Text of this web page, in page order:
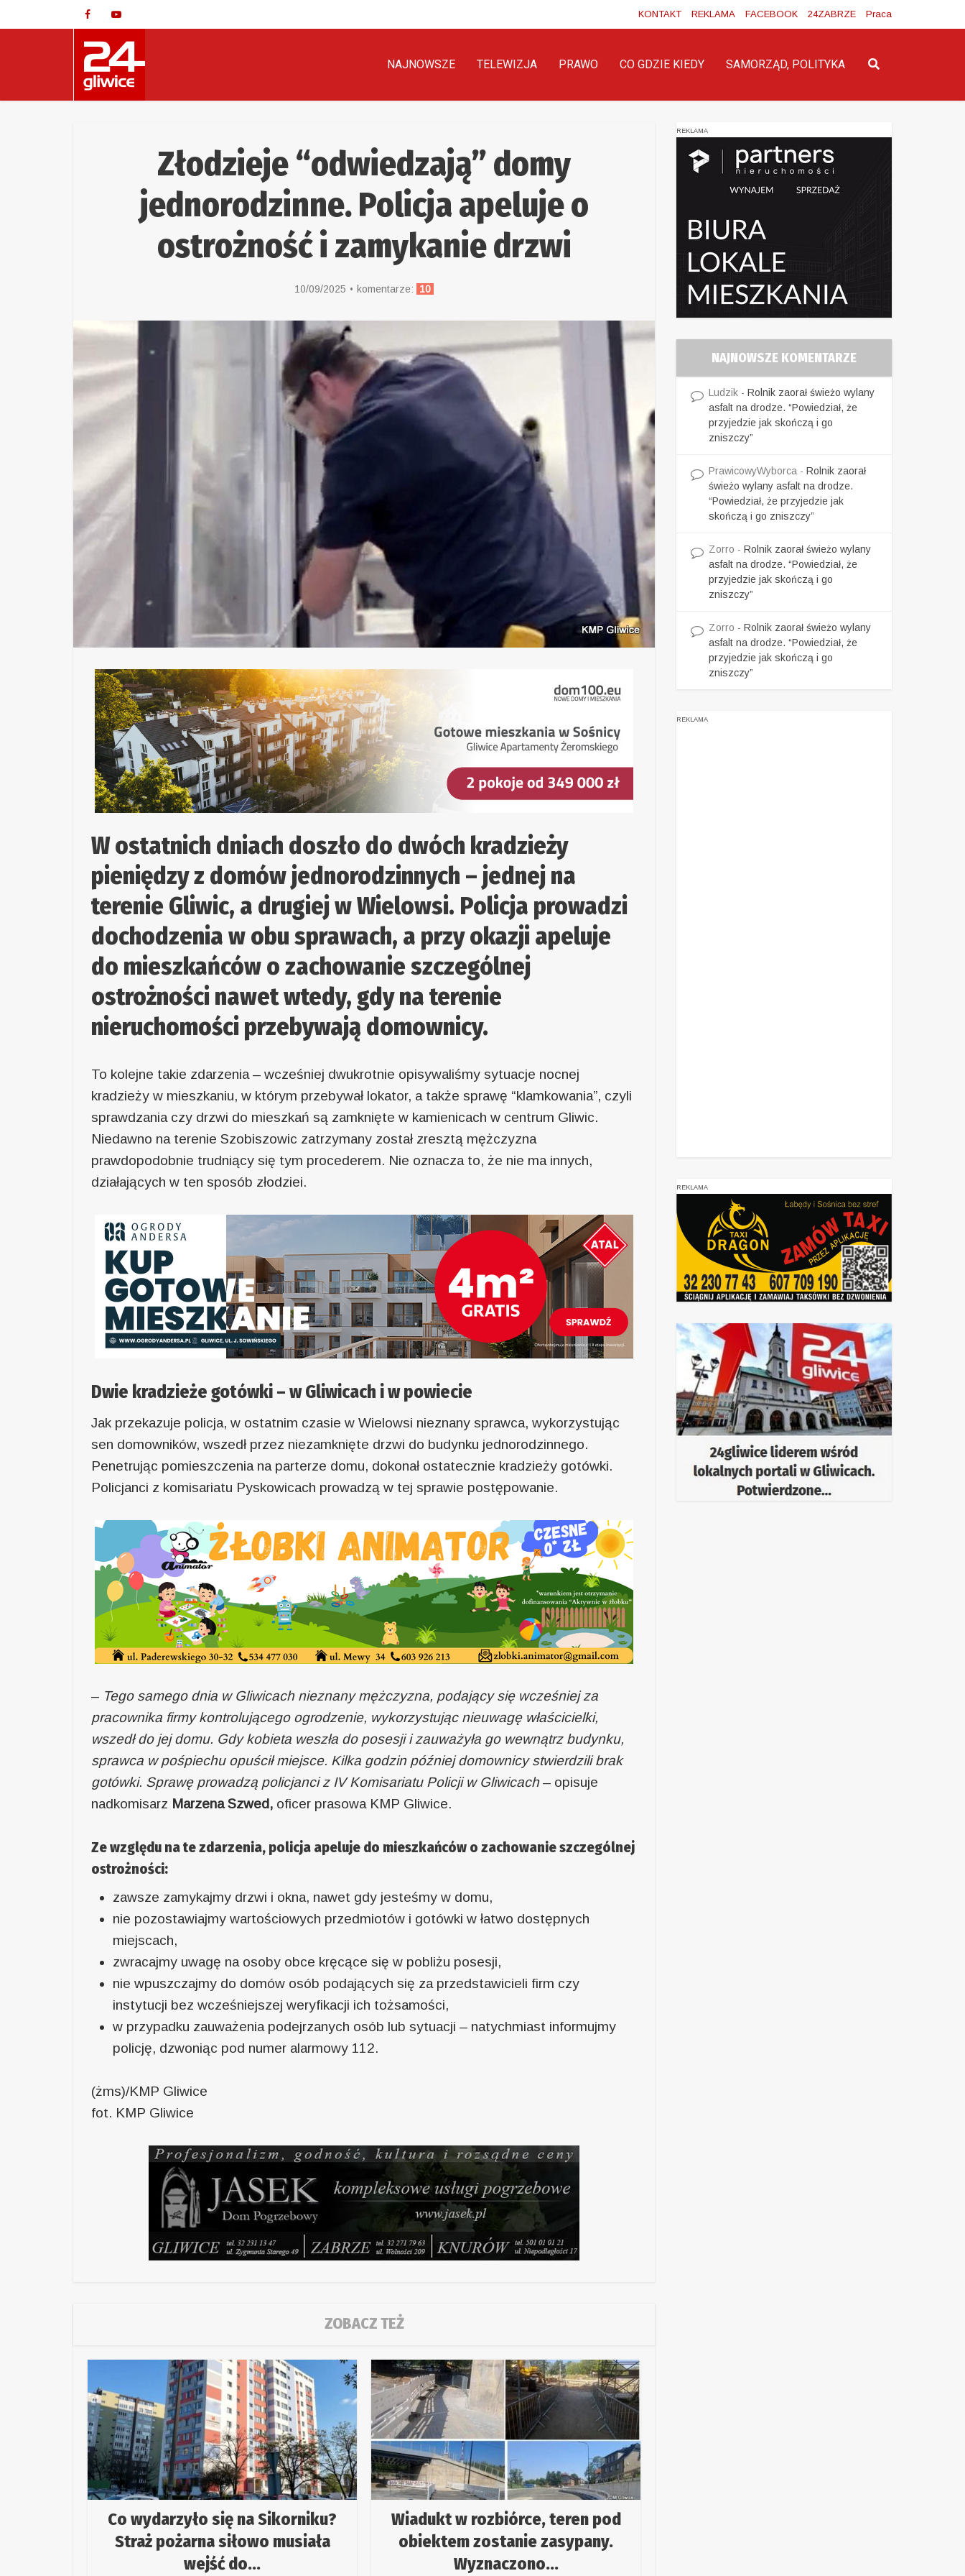
KONTAKT REKLAMA FACEBOOK 24ZABRZE Praca
NAJNOWSZE TELEWIZJA PRAWO CO GDZIE KIEDY SAMORZĄD, POLITYKA
Złodzieje “odwiedzają” domy
jednorodzinne. Policja apeluje o
ostrożność i zamykanie drzwi
10/09/2025 komentarze: 10
W ostatnich dniach doszło do dwóch kradzieży
pieniędzy z domów jednorodzinnych – jednej na
terenie Gliwic, a drugiej w Wielowsi. Policja prowadzi
dochodzenia w obu sprawach, a przy okazji apeluje
do mieszkańców o zachowanie szczególnej
ostrożności nawet wtedy, gdy na terenie
nieruchomości przebywają domownicy.
To kolejne takie zdarzenia – wcześniej dwukrotnie opisywaliśmy sytuacje nocnej
kradzieży w mieszkaniu, w którym przebywał lokator, a także sprawę “klamkowania”, czyli
sprawdzania czy drzwi do mieszkań są zamknięte w kamienicach w centrum Gliwic.
Niedawno na terenie Szobiszowic zatrzymany został zresztą mężczyzna
prawdopodobnie trudniący się tym procederem. Nie oznacza to, że nie ma innych,
działających w ten sposób złodziei.
Dwie kradzieże gotówki – w Gliwicach i w powiecie
Jak przekazuje policja, w ostatnim czasie w Wielowsi nieznany sprawca, wykorzystując
sen domowników, wszedł przez niezamknięte drzwi do budynku jednorodzinnego.
Penetrując pomieszczenia na parterze domu, dokonał ostatecznie kradzieży gotówki.
Policjanci z komisariatu Pyskowicach prowadzą w tej sprawie postępowanie.
– Tego samego dnia w Gliwicach nieznany mężczyzna, podający się wcześniej za
pracownika firmy kontrolującego ogrodzenie, wykorzystując nieuwagę właścicielki,
wszedł do jej domu. Gdy kobieta weszła do posesji i zauważyła go wewnątrz budynku,
sprawca w pośpiechu opuścił miejsce. Kilka godzin później domownicy stwierdzili brak
gotówki. Sprawę prowadzą policjanci z IV Komisariatu Policji w Gliwicach– opisuje
nadkomisarz Marzena Szwed, oficer prasowa KMP Gliwice.
Ze względu na te zdarzenia, policja apeluje do mieszkańców o zachowanie szczególnej
ostrożności:
zawsze zamykajmy drzwi i okna, nawet gdy jesteśmy w domu,
nie pozostawiajmy wartościowych przedmiotów i gotówki w łatwo dostępnych
miejscach,
zwracajmy uwagę na osoby obce kręcące się w pobliżu posesji,
nie wpuszczajmy do domów osób podających się za przedstawicieli firm czy
instytucji bez wcześniejszej weryfikacji ich tożsamości,
w przypadku zauważenia podejrzanych osób lub sytuacji – natychmiast informujmy
policję, dzwoniąc pod numer alarmowy 112.
(żms)/KMP Gliwice
fot. KMP Gliwice
ZOBACZ TEŻ
Co wydarzyło się na Sikorniku?
Straż pożarna siłowo musiała
wejść do...
Wiadukt w rozbiórce, teren pod
obiektem zostanie zasypany.
Wyznaczono...
REKLAMA
NAJNOWSZE KOMENTARZE
Ludzik - Rolnik zaorał świeżo wylany
asfalt na drodze. “Powiedział, że
przyjedzie jak skończą i go
zniszczy”
PrawicowyWyborca - Rolnik zaorał
świeżo wylany asfalt na drodze.
“Powiedział, że przyjedzie jak
skończą i go zniszczy”
Zorro - Rolnik zaorał świeżo wylany
asfalt na drodze. “Powiedział, że
przyjedzie jak skończą i go
zniszczy”
Zorro - Rolnik zaorał świeżo wylany
asfalt na drodze. “Powiedział, że
przyjedzie jak skończą i go
zniszczy”
REKLAMA
REKLAMA